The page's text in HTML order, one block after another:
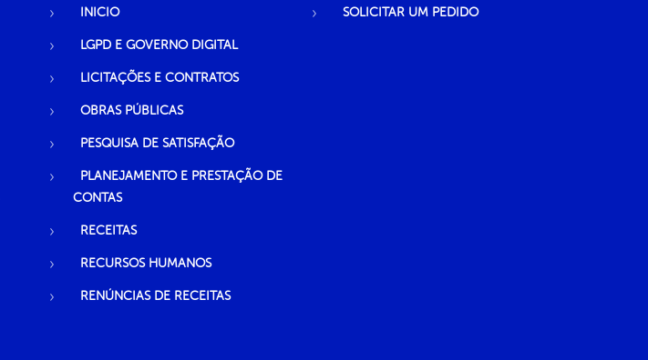
INICIO
LGPD E GOVERNO DIGITAL
LICITAÇÕES E CONTRATOS
OBRAS PÚBLICAS
PESQUISA DE SATISFAÇÃO
PLANEJAMENTO E PRESTAÇÃO DE
CONTAS
RECEITAS
RECURSOS HUMANOS
RENÚNCIAS DE RECEITAS
SOLICITAR UM PEDIDO